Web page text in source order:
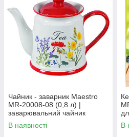
Чайник - заварник Maestro
MR-20008-08 (0,8 л) |
заварювальний чайник
Маестро | керамічний чайник
Маестро
В наявності В